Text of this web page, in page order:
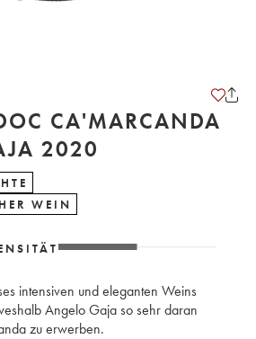
CA'MARCANDA
ANGELO GAJA 2020
WEIN
intensiven und eleganten Weins
Angelo Gaja so sehr daran
zu erwerben.